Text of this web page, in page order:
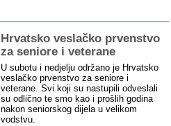
Hrvatsko veslačko prvenstvo
za seniore i veterane
U subotu i nedjelju održano je Hrvatsko
veslačko prvenstvo za seniore i
veterane. Svi koji su nastupili odveslali
su odlično te smo kao i prošlih godina
nakon seniorskog dijela u velikom
vodstvu.